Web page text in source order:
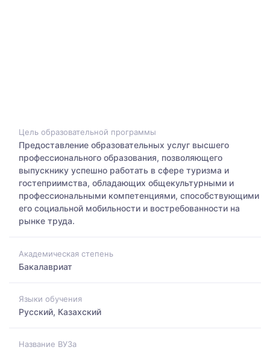
Цель образовательной программы
Предоставление образовательных услуг высшего
профессионального образования, позволяющего
выпускнику успешно работать в сфере туризма и
гостеприимства, обладающих общекультурными и
профессиональными компетенциями, способствующими
его социальной мобильности и востребованности на
рынке труда.
Академическая степень
Бакалавриат
Языки обучения
Русский, Казахский
Название ВУЗа